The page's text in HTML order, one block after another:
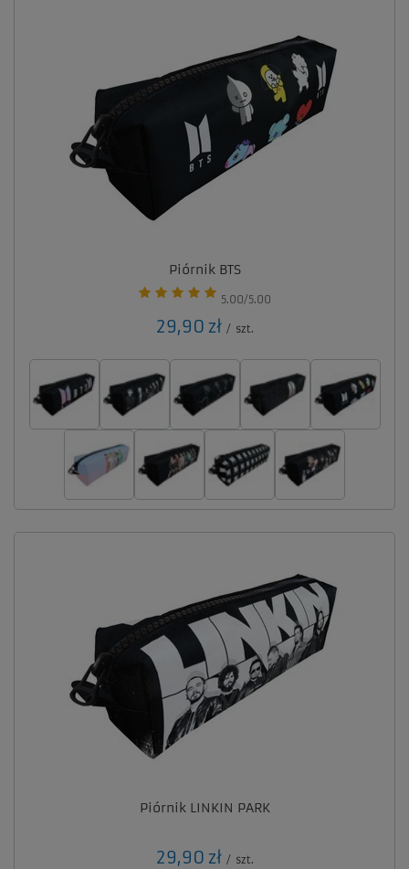
Piórnik BTS
5.00/5.00
29,90 zł / szt.
Piórnik LINKIN PARK
29,90 zł / szt.